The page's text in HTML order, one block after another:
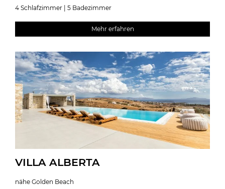
4 Schlafzimmer | 5 Badezimmer
Mehr erfahren
VILLA ALBERTA
nähe Golden Beach